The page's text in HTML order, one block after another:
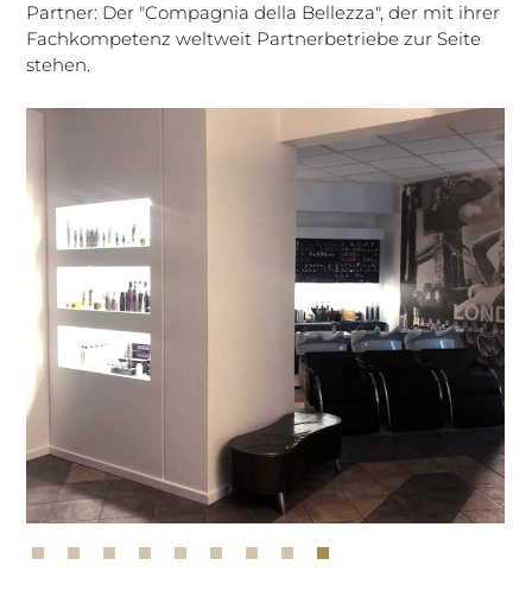
Partner: Der "Compagnia della Bellezza", der mit ihrer
Fachkompetenz weltweit Partnerbetriebe zur Seite
stehen.